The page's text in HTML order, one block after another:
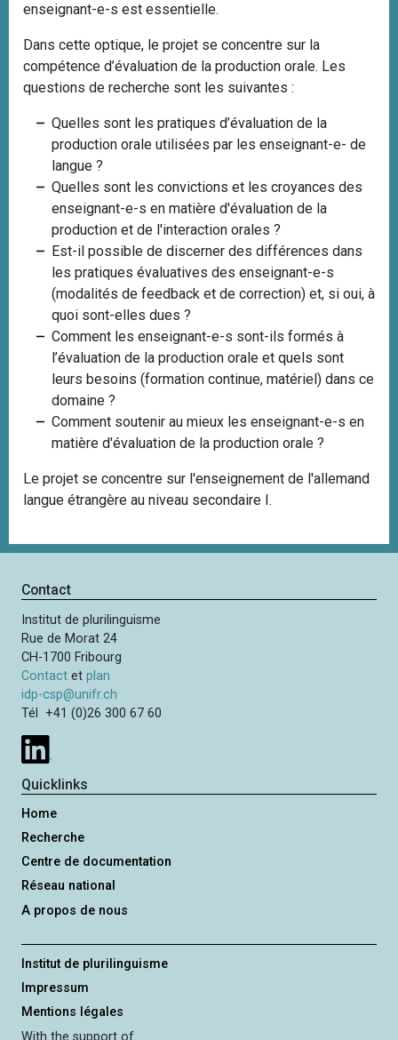
enseignant-e-s est essentielle.
Dans cette optique, le projet se concentre sur la
compétence d’évaluation de la production orale. Les
questions de recherche sont les suivantes :
Quelles sont les pratiques d’évaluation de la
production orale utilisées par les enseignant-e- de
langue ?
Quelles sont les convictions et les croyances des
enseignant-e-s en matière d'évaluation de la
production et de l'interaction orales ?
Est-il possible de discerner des différences dans
les pratiques évaluatives des enseignant-e-s
(modalités de feedback et de correction) et, si oui, à
quoi sont-elles dues ?
Comment les enseignant-e-s sont-ils formés à
l’évaluation de la production orale et quels sont
leurs besoins (formation continue, matériel) dans ce
domaine ?
Comment soutenir au mieux les enseignant-e-s en
matière d'évaluation de la production orale ?
Le projet se concentre sur l'enseignement de l'allemand
langue étrangère au niveau secondaire I.
Contact
Institut de plurilinguisme
Rue de Morat 24
CH-1700 Fribourg
Contact etplan
idp-csp@unifr.ch
Tél +41 (0)26 300 67 60
Quicklinks
Home
Recherche
Centre de documentation
Réseau national
A propos de nous
Institut de plurilinguisme
Impressum
Mentions légales